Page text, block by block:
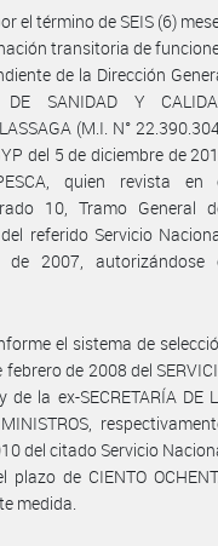
el término de SEIS (6)
transitoria de
de la Dirección
SANIDAD Y
(M.I. N°
del 5 de diciembre de
quien revista en
10, Tramo General
referido Servicio
2007, autorizándose
el sistema de
de 2008 del
de la ex-SECRETARÍA DE
del citado Servicio
de CIENTO
medida.